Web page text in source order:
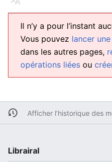
Langue
Il n’y a pour l’instant
Vous pouvez lancer
dans les autres pages,
opérations liées ou
Afficher l’historique des
Librairal